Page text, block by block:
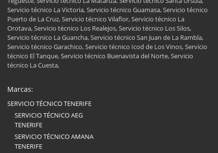
Servicio técnico La Victoria, Servicio técnico Guamasa, Servicio técnico
Puerto de La Cruz, Servicio técnico Vilaflor, Servicio técnico La
Orotava, Servicio técnico Los Realejos, Servicio técnico Los Silos,
Servicio técnico La Guancha, Servicio técnico San Juan de La Rambla,
Servicio técnico Garachico, Servicio técnico Icod de Los Vinos, Servicio
técnico El Tanque, Servicio técnico Buenavista del Norte, Servicio
técnico La Cuesta,
Marcas:
SERVICIO TÉCNICO TENERIFE
SERVICIO TÉCNICO AEG
TENERIFE
SERVICIO TÉCNICO AMANA
TENERIFE